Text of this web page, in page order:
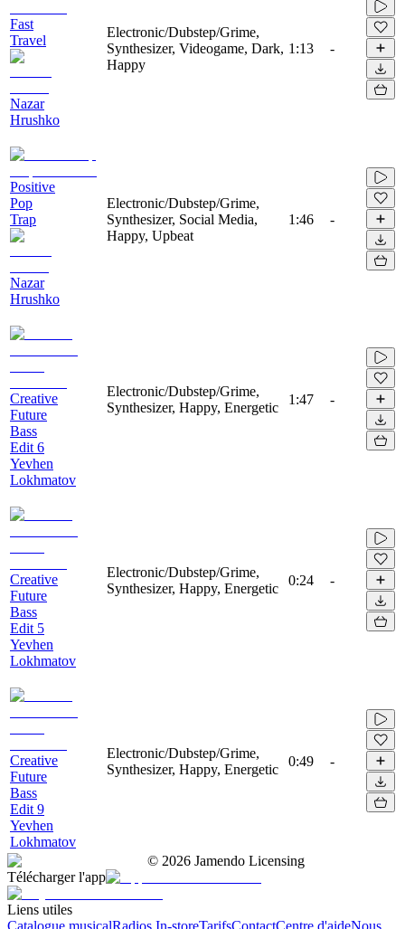
Fast
Travel
Nazar
Hrushko
Electronic/Dubstep/Grime,
Synthesizer, Videogame, Dark,
Happy
1:13 -
Positive
Pop
Trap
Nazar
Hrushko
Electronic/Dubstep/Grime,
Synthesizer, Social Media,
Happy, Upbeat
1:46 -
Creative
Future
Bass
Edit 6
Yevhen
Lokhmatov
Electronic/Dubstep/Grime,
Synthesizer, Happy, Energetic
1:47 -
Creative
Future
Bass
Edit 5
Yevhen
Lokhmatov
Electronic/Dubstep/Grime,
Synthesizer, Happy, Energetic
0:24 -
Creative
Future
Bass
Edit 9
Yevhen
Lokhmatov
Electronic/Dubstep/Grime,
Synthesizer, Happy, Energetic
0:49 -
© 2026 Jamendo Licensing
Télécharger l'app
Liens utiles
Catalogue musicalRadios In-storeTarifsContactCentre d'aideNous